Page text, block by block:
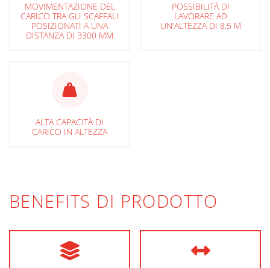
MOVIMENTAZIONE DEL
CARICO TRA GLI SCAFFALI
POSIZIONATI A UNA
DISTANZA DI 3300 MM
POSSIBILITÀ DI
LAVORARE AD
UN'ALTEZZA DI 8,5 M
ALTA CAPACITÀ DI
CARICO IN ALTEZZA
BENEFITS DI PRODOTTO